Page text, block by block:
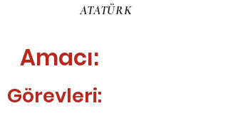
ATATÜRK
Amacı:
Görevleri: